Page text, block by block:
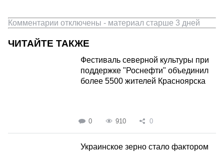
Комментарии отключены - материал старше 3 дней
ЧИТАЙТЕ ТАКЖЕ
Фестиваль северной культуры при
поддержке "Роснефти" объединил
более 5500 жителей Красноярска
0 910 0
Украинское зерно стало фактором